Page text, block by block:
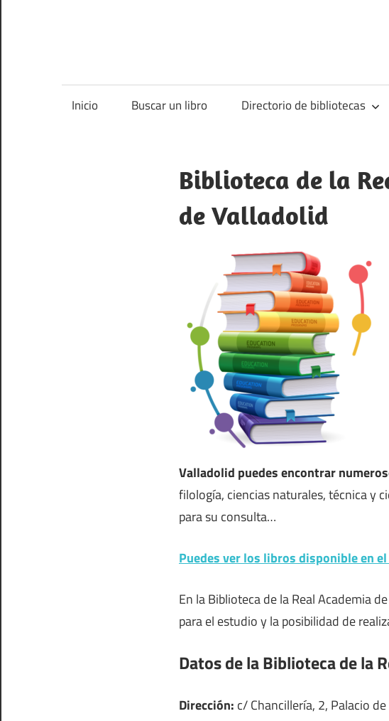
Inicio Buscar un libro Directorio de bibliotecas
Biblioteca de la
de Valladolid
Valladolid puedes encontrar
filología, ciencias naturales, técnica y
para su consulta…
Puedes ver los libros disponible en
En la Biblioteca de la Real Academia
para el estudio y la posibilidad de
Datos de la Biblioteca de la
Dirección: c/ Chancillería, 2, Palacio